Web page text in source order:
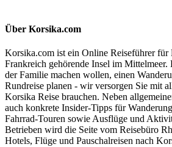
Über Korsika.com
Korsika.com ist ein Online Reiseführer für
Frankreich gehörende Insel im Mittelmeer.
der Familie machen wollen, einen
Rundreise planen - wir versorgen Sie mit
Korsika Reise brauchen. Neben
auch konkrete Insider-Tipps für
Fahrrad-Touren sowie Ausflüge und
Betrieben wird die Seite vom Reisebüro
Hotels, Flüge und Pauschalreisen nach